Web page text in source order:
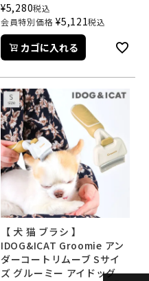
¥5,280税込
会員特別価格 ¥5,121税込
カゴに入れる
【 犬 猫 ブラシ 】
IDOG&ICAT Groomie アン
ダーコートリムーブ Sサイ
ズ グルーミー アイドッグ